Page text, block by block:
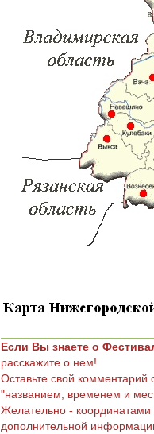
Если Вы знаете о
расскажите о нем!
Оставьте свой комментарий
"названием, временем и
Желательно - координатами
дополнительной